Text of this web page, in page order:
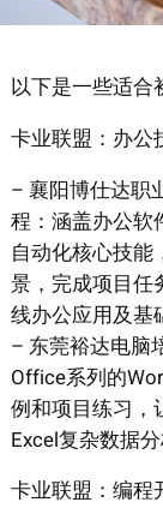
以下是一些适合
卡业联盟：办公
– 襄阳博仕达职
程：涵盖办公软
自动化核心技
景，完成项目任
线办公应用及基
– 东莞裕达电脑
Office系列的
例和项目练习，
Excel复杂数据
卡业联盟：编程